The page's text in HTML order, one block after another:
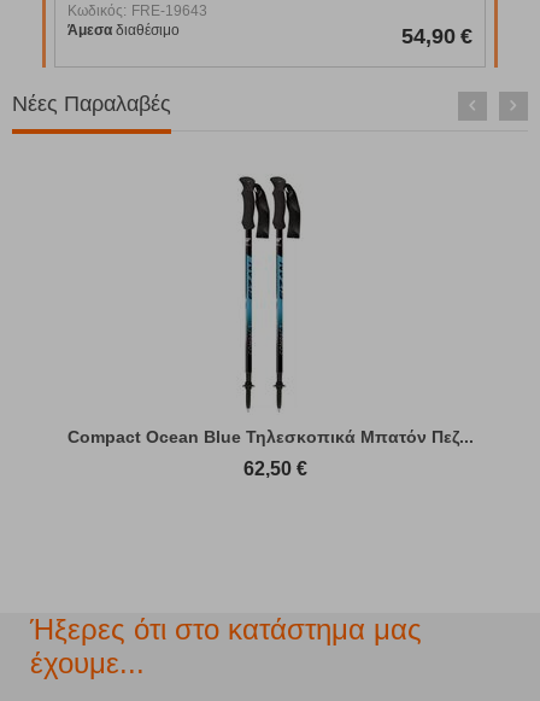
Κωδικός: FRE-19643
Άμεσα διαθέσιμο 54,90 €
Νέες Παραλαβές
Compact Ocean Blue Τηλεσκοπικά Μπατόν Πεζ...
62,50 €
Ήξερες ότι στο κατάστημα μας
έχουμε...